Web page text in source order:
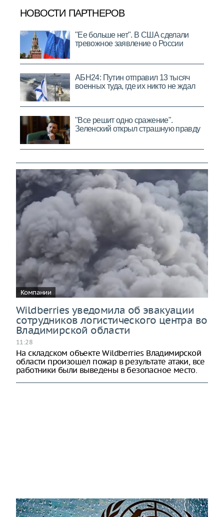
Компании
Wildberries уведомила об эвакуации
сотрудников логистического центра во
Владимирской области
11:28
На складском объекте Wildberries Владимирской
области произошел пожар в результате атаки, все
работники были выведены в безопасное место.